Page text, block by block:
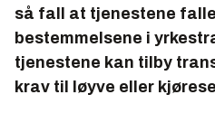
så fall at tjenestene
bestemmelsene i
tjenestene kan tilby
krav til løyve eller